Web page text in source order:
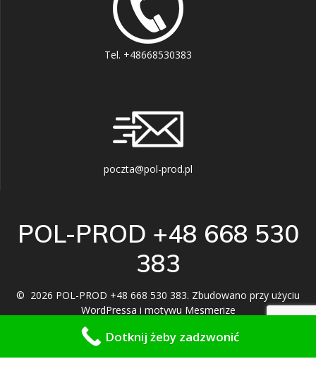
Tel. +48668530383
poczta@pol-prod.pl
POL-PROD +48 668 530
383
© 2026 POL-PROD +48 668 530 383. Zbudowano przy użyciu
WordPressa i motywu Mesmerize
Dotknij żeby zadzwonić